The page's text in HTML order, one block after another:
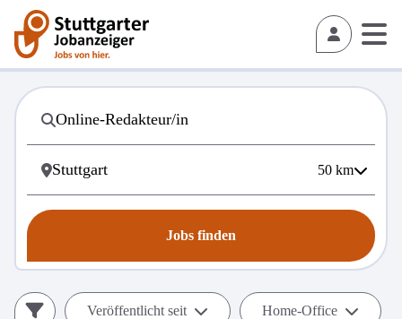
50 km
Jobs finden
Veröffentlicht seit Home-Office